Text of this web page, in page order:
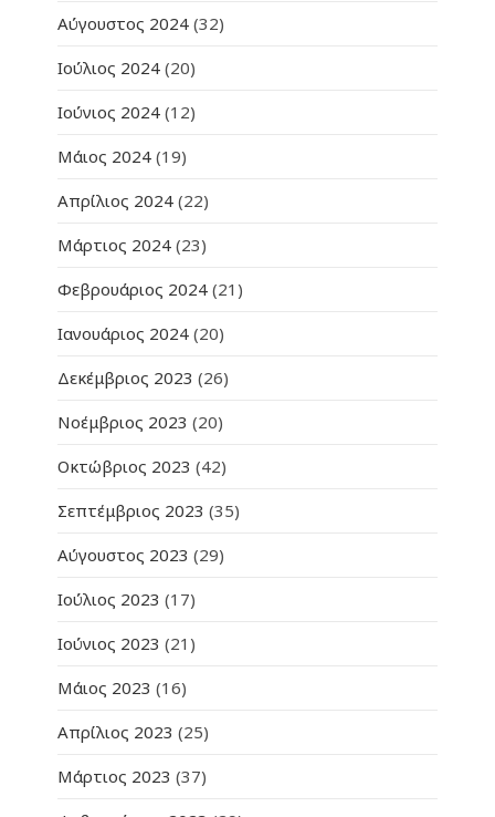
Αύγουστος 2024 (32)
Ιούλιος 2024 (20)
Ιούνιος 2024 (12)
Μάιος 2024 (19)
Απρίλιος 2024 (22)
Μάρτιος 2024 (23)
Φεβρουάριος 2024 (21)
Ιανουάριος 2024 (20)
Δεκέμβριος 2023 (26)
Νοέμβριος 2023 (20)
Οκτώβριος 2023 (42)
Σεπτέμβριος 2023 (35)
Αύγουστος 2023 (29)
Ιούλιος 2023 (17)
Ιούνιος 2023 (21)
Μάιος 2023 (16)
Απρίλιος 2023 (25)
Μάρτιος 2023 (37)